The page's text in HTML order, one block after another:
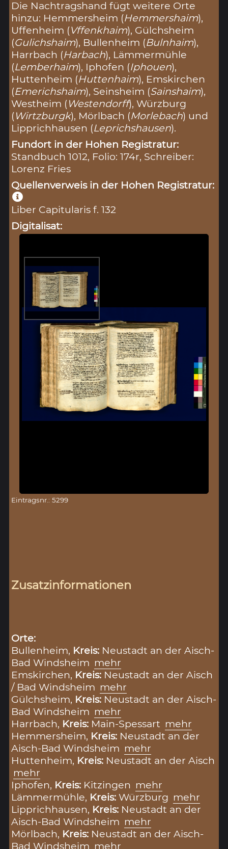
Die Nachtragshand fügt weitere Orte
hinzu: Hemmersheim (Hemmershaim),
Uffenheim (Vffenkhaim), Gülchsheim
(Gulichshaim), Bullenheim (Bulnhaim),
Harrbach (Harbach), Lämmermühle
(Lemberhaim), Iphofen (Iphouen),
Huttenheim (Huttenhaim), Emskirchen
(Emerichshaim), Seinsheim (Sainshaim),
Westheim (Westendorff), Würzburg
(Wirtzburgk), Mörlbach (Morlebach) und
Lipprichhausen (Leprichshausen).
Fundort in der Hohen Registratur:
Standbuch 1012, Folio: 174r, Schreiber:
Lorenz Fries
Quellenverweis in der Hohen Registratur:
Liber Capitularis f. 132
Digitalisat:
Eintragsnr.: 5299
Zusatzinformationen
Orte:
Bullenheim, Kreis: Neustadt an der Aisch-
Bad Windsheim mehr
Emskirchen, Kreis: Neustadt an der Aisch
/ Bad Windsheim mehr
Gülchsheim, Kreis: Neustadt an der Aisch-
Bad Windsheim mehr
Harrbach, Kreis: Main-Spessart mehr
Hemmersheim, Kreis: Neustadt an der
Aisch-Bad Windsheim mehr
Huttenheim, Kreis: Neustadt an der Aisch
mehr
Iphofen, Kreis: Kitzingen mehr
Lämmermühle, Kreis:Würzburg mehr
Lipprichhausen, Kreis: Neustadt an der
Aisch-Bad Windsheim mehr
Mörlbach, Kreis: Neustadt an der Aisch-
Bad Windsheim mehr